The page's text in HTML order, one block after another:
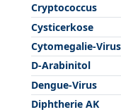
Cryptococcus
Cysticerkose
Cytomegalie-
D-Arabinitol
Dengue-Virus
Diphtherie AK